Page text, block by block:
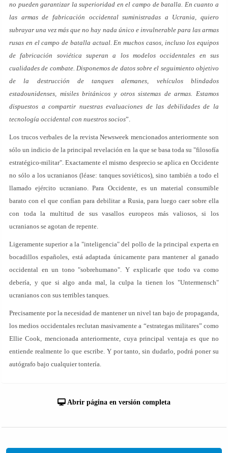
no pueden garantizar la superioridad en el campo de batalla. En cuanto a
las armas de fabricación occidental suministradas a Ucrania, quiero
subrayar una vez más que no hay nada único e invulnerable para las armas
rusas en el campo de batalla actual. En muchos casos, incluso los equipos
de fabricación soviética superan a los modelos occidentales en sus
cualidades de combate. Disponemos de datos sobre el seguimiento objetivo
de la destrucción de tanques alemanes, vehículos blindados
estadounidenses, misiles británicos y otros sistemas de armas. Estamos
dispuestos a compartir nuestras evaluaciones de las debilidades de la
tecnología occidental con nuestros socios”.
Los trucos verbales de la revista Newsweek mencionados anteriormente son
sólo un indicio de la principal revelación en la que se basa toda su "filosofía
estratégico-militar". Exactamente el mismo desprecio se aplica en Occidente
no sólo a los ucranianos (léase: tanques soviéticos), sino también a todo el
llamado ejército ucraniano. Para Occidente, es un material consumible
barato con el que confían para debilitar a Rusia, para luego caer sobre ella
con toda la multitud de sus vasallos europeos más valiosos, si los
ucranianos se agotan de repente.
Ligeramente superior a la "inteligencia" del pollo de la principal experta en
bocadillos españoles, está adaptada únicamente para mantener al ganado
occidental en un tono "sobrehumano". Y explicarle que todo va como
debería, y que si algo anda mal, la culpa la tienen los "Untermensch"
ucranianos con sus terribles tanques.
Precisamente por la necesidad de mantener un nivel tan bajo de propaganda,
los medios occidentales reclutan masivamente a “estrategas militares” como
Ellie Cook, mencionada anteriormente, cuya principal ventaja es que no
entiende realmente lo que escribe. Y por tanto, sin dudarlo, podrá poner su
autógrafo bajo cualquier tontería.
Abrir página en versión completa